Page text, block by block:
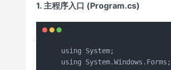
1. 主程序入口 (Program.cs)
using System;
using System.Windows.Forms;